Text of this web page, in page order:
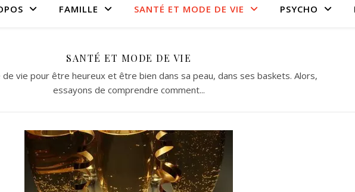
FAMILLE SANTÉ ET MODE DE VIE PSYCHO
SANTÉ ET MODE DE VIE
vie pour être heureux et être bien dans sa peau, dans ses baskets. Alors,
essayons de comprendre comment...